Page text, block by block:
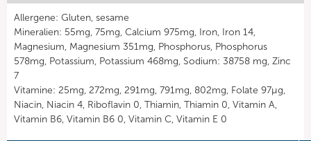
Allergene: Gluten, sesame
Mineralien: 55mg, 75mg, Calcium 975mg, Iron, Iron 14,
Magnesium, Magnesium 351mg, Phosphorus, Phosphorus
578mg, Potassium, Potassium 468mg, Sodium: 38758 mg, Zinc
7
Vitamine: 25mg, 272mg, 291mg, 791mg, 802mg, Folate 97µg,
Niacin, Niacin 4, Riboflavin 0, Thiamin, Thiamin 0, Vitamin A,
Vitamin B6, Vitamin B6 0, Vitamin C, Vitamin E 0